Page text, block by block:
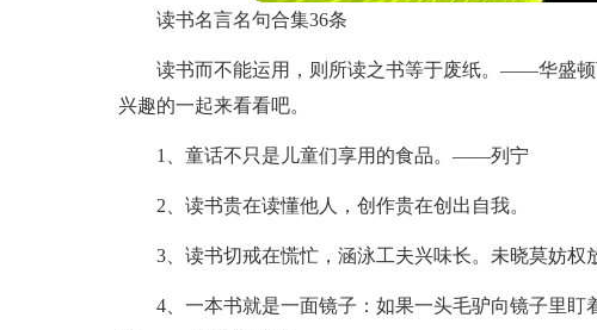
读书名言名句合集36条
读书而不能运用，则所读之书等于废纸。——华盛
兴趣的一起来看看吧。
1、童话不只是儿童们享用的食品。——列宁
2、读书贵在读懂他人，创作贵在创出自我。
3、读书切戒在慌忙，涵泳工夫兴味长。未晓莫妨
4、一本书就是一面镜子：如果一头毛驴向镜子里